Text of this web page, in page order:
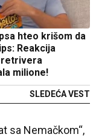
hteo krišom da
Reakcija
milione!
SLEDEĆA VEST
sa Nemačkom“,